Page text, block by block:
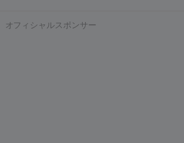
オフィシャルスポンサー